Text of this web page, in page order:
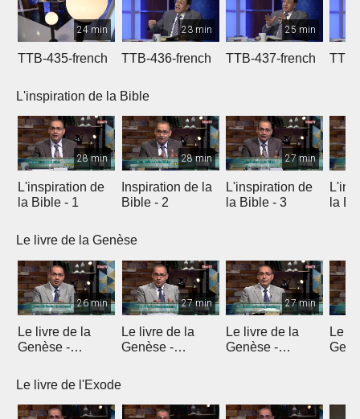
24 min
TTB-435-french
23 min
TTB-436-french
25 min
TTB-437-french
L'inspiration de la Bible
28 min
L'inspiration de
la Bible - 1
28 min
Inspiration de la
Bible - 2
27 min
L'inspiration de
la Bible - 3
la
Le livre de la Genèse
26 min
Le livre de la
Genèse -
27 min
Le livre de la
Genèse -
27 min
Le livre de la
Genèse -
Le
Le livre de l'Exode